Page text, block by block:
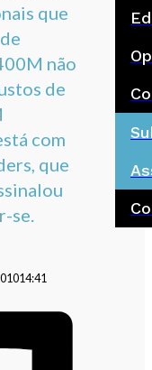
que
não
de
com
que
se.
14:41